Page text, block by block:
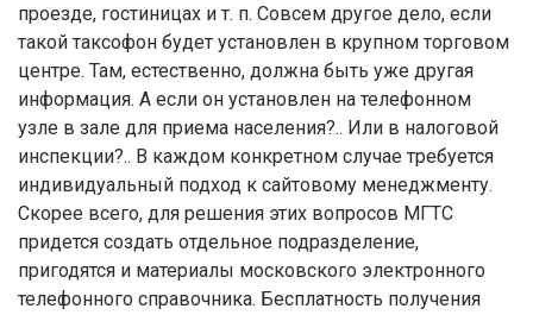
проезде, гостиницах и т. п. Совсем другое дело, если
такой таксофон будет установлен в крупном торговом
центре. Там, естественно, должна быть уже другая
информация. А если он установлен на телефонном
узле в зале для приема населения?.. Или в налоговой
инспекции?.. В каждом конкретном случае требуется
индивидуальный подход к сайтовому менеджменту.
Скорее всего, для решения этих вопросов МГТС
придется создать отдельное подразделение,
пригодятся и материалы московского электронного
телефонного справочника. Бесплатность получения